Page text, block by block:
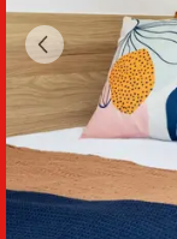
Previous slide